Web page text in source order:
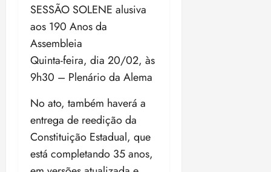
SESSÃO SOLENE alusiva
aos 190 Anos da
Assembleia
Quinta-feira, dia 20/02, às
9h30 – Plenário da Alema
No ato, também haverá a
entrega de reedição da
Constituição Estadual, que
está completando 35 anos,